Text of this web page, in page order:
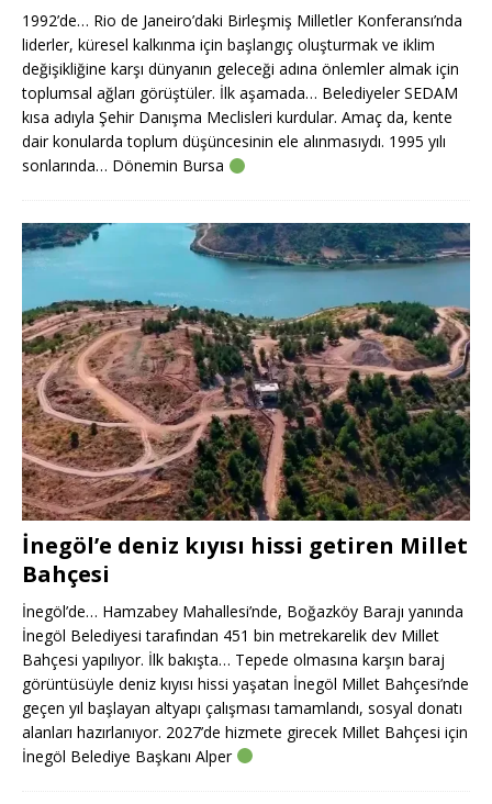
1992’de… Rio de Janeiro’daki Birleşmiş Milletler Konferansı’nda
liderler, küresel kalkınma için başlangıç oluşturmak ve iklim
değişikliğine karşı dünyanın geleceği adına önlemler almak için
toplumsal ağları görüştüler. İlk aşamada… Belediyeler SEDAM
kısa adıyla Şehir Danışma Meclisleri kurdular. Amaç da, kente
dair konularda toplum düşüncesinin ele alınmasıydı. 1995 yılı
sonlarında… Dönemin Bursa
İnegöl’e deniz kıyısı hissi getiren Millet
Bahçesi
İnegöl’de… Hamzabey Mahallesi’nde, Boğazköy Barajı yanında
İnegöl Belediyesi tarafından 451 bin metrekarelik dev Millet
Bahçesi yapılıyor. İlk bakışta… Tepede olmasına karşın baraj
görüntüsüyle deniz kıyısı hissi yaşatan İnegöl Millet Bahçesi’nde
geçen yıl başlayan altyapı çalışması tamamlandı, sosyal donatı
alanları hazırlanıyor. 2027’de hizmete girecek Millet Bahçesi için
İnegöl Belediye Başkanı Alper